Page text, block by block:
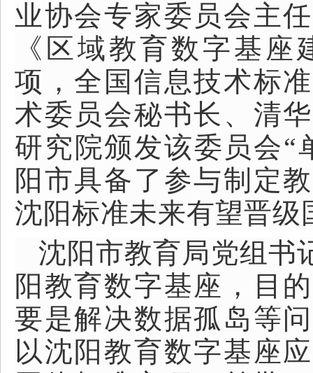
业协会专家委员会主
《区域教育数字基
项，全国信息技术标
术委员会秘书长、清
研究院颁发该委员会“
阳市具备了参与制定
沈阳标准未来有望晋级
沈阳市教育局党组书
阳教育数字基座，目
要是解决数据孤岛等
以沈阳教育数字基座